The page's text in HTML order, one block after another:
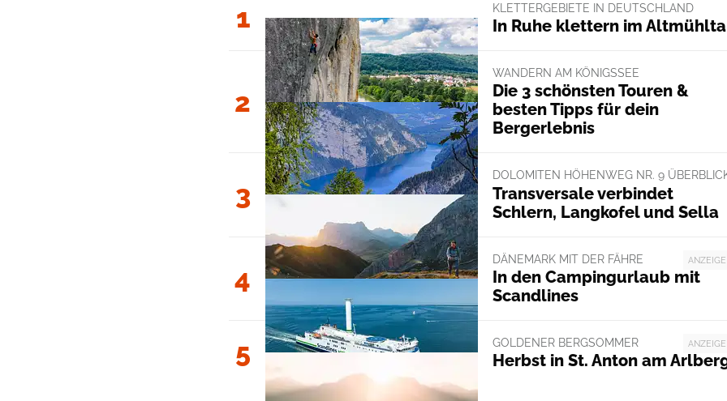
1 KLETTERGEBIETE IN DEUTSCHLAND
In Ruhe klettern im
2
WANDERN AM KÖNIGSSEE
Die 3 schönsten Touren &
besten Tipps für dein
Bergerlebnis
3
DOLOMITEN HÖHENWEG NR. 9
Transversale verbindet
Schlern, Langkofel und Sella
4
ANZEIGE
DÄNEMARK MIT DER FÄHRE
In den Campingurlaub mit
Scandlines
5 ANZEIGE
GOLDENER BERGSOMMER
Herbst in St. Anton am